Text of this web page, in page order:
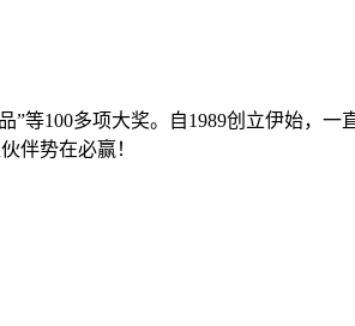
等100多项大奖。自1989创立伊始，一
伴势在必赢！